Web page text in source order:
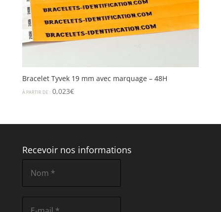
Bracelet Tyvek 19 mm avec marquage – 48H
À PARTIR DE : 0,023€
Recevoir nos informations